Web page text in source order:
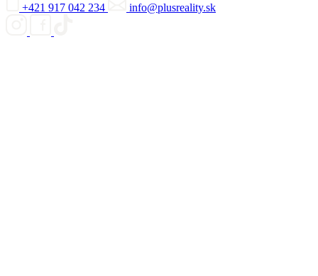
+421 917 042 234
info@plusreality.sk